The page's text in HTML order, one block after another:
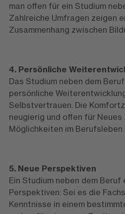
man offen für ein Studium
Zahlreiche Umfragen zeigen
Zusammenhang zwischen
4. Persönliche
Das Studium neben dem
persönliche
Selbstvertrauen. Die
neugierig und offen für Neues
Möglichkeiten im Berufsleben
5. Neue Perspektiven
Ein Studium neben dem
Perspektiven: Sei es die
Kenntnisse in einem